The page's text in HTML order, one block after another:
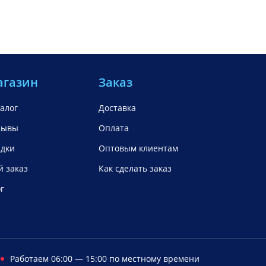
заказ
Заказ
Доставка
Оплата
Оптовым клиентам
Как сделать заказ
Работаем 06:00 — 15:00 по местному времени